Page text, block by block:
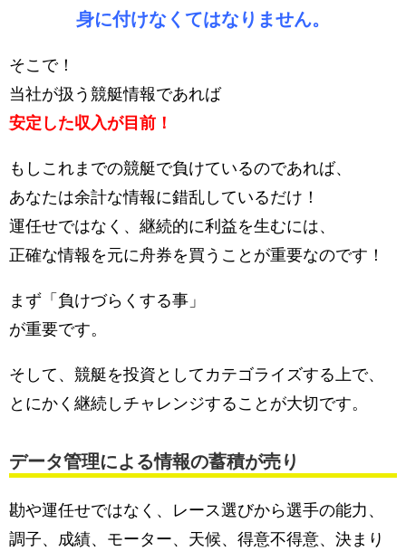
身に付けなくてはなりません。
そこで！
当社が扱う競艇情報であれば
安定した収入が目前！
もしこれまでの競艇で負けているのであれば、
あなたは余計な情報に錯乱しているだけ！
運任せではなく、継続的に利益を生むには、
正確な情報を元に舟券を買うことが重要なのです！
まず「負けづらくする事」
が重要です。
そして、競艇を投資としてカテゴライズする上で、
とにかく継続しチャレンジすることが大切です。
データ管理による情報の蓄積が売り
勘や運任せではなく、レース選びから選手の能力、
調子、成績、モーター、天候、得意不得意、決まり